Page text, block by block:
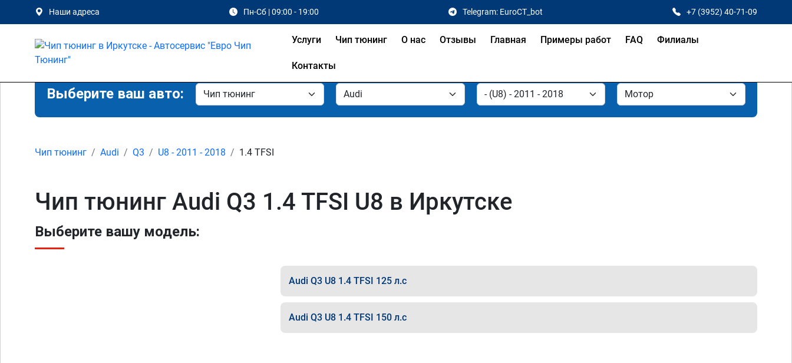
Наши адреса Пн-Сб | 09:00 - 19:00 Telegram: EuroCT_bot +7 (3952) 40-71-09
Услуги Чип тюнинг О нас Отзывы Главная Примеры работ FAQ Филиалы
Контакты
Выберите ваш авто:
Чип тюнинг Audi Q3 U8 - 2011 - 2018 1.4 TFSI
Чип тюнинг Audi Q3 1.4 TFSI U8 в Иркутске
Выберите вашу модель:
Audi Q3 U8 1.4 TFSI 125 л.с
Audi Q3 U8 1.4 TFSI 150 л.с